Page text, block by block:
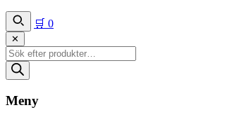
🛒 0
✕
Produktsökning
Meny